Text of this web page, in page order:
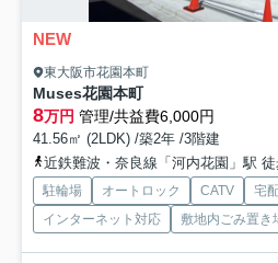
NEW
東大阪市花園本町
Muses花園本町
8万円 管理/共益費6,000円
41.56㎡ (2LDK) /築2年 /3階建
近鉄難波・奈良線「河内花園」駅
駐輪場 オートロック CATV
宅
インターネット対応
敷地内ごみ置き